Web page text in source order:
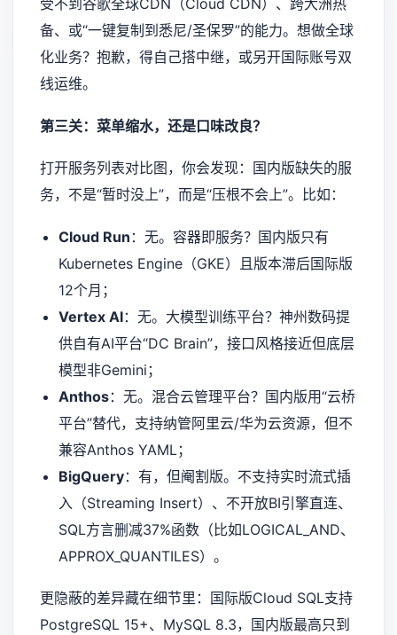
受不到谷歌全球CDN（Cloud CDN）、跨大洲热
备、或“一键复制到悉尼/圣保罗”的能力。想做全球
化业务？抱歉，得自己搭中继，或另开国际账号双
线运维。
第三关：菜单缩水，还是口味改良？
打开服务列表对比图，你会发现：国内版缺失的服
务，不是“暂时没上”，而是“压根不会上”。比如：
Cloud Run ：无。容器即服务？国内版只有
Kubernetes Engine（GKE）且版本滞后国际版
12个月；
Vertex AI：无。大模型训练平台？神州数码提
供自有AI平台“DC Brain”，接口风格接近但底层
模型非Gemini；
Anthos：无。混合云管理平台？国内版用“云桥
平台”替代，支持纳管阿里云/华为云资源，但不
兼容Anthos YAML；
BigQuery：有，但阉割版。不支持实时流式插
入（Streaming Insert）、不开放BI引擎直连、
SQL方言删减37%函数（比如LOGICAL_AND、
APPROX_QUANTILES）。
更隐蔽的差异藏在细节里：国际版Cloud SQL支持
PostgreSQL 15+、MySQL 8.3，国内版最高只到